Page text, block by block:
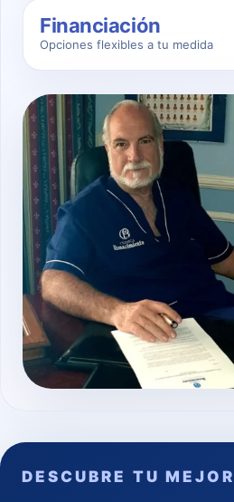
Financiación
Opciones flexibles a tu medida
DESCUBRE TU